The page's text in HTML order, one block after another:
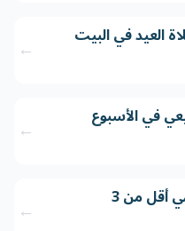
في البيت ←
في الأسبوع ←
أقل من 3 ←